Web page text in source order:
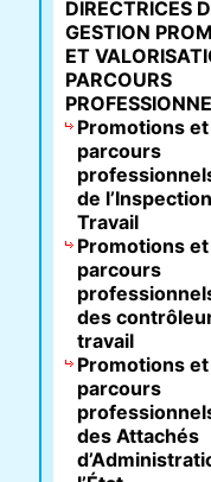
DIRECTRICES
GESTION
ET
PARCOURS
Promotions et
parcours
de
Travail
Promotions et
parcours
des
travail
Promotions et
parcours
des Attachés